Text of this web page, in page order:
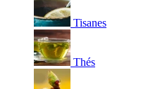
Tisanes
Thés